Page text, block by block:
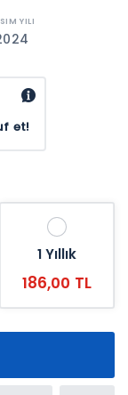
et!
1 Yıllık
186,00 TL